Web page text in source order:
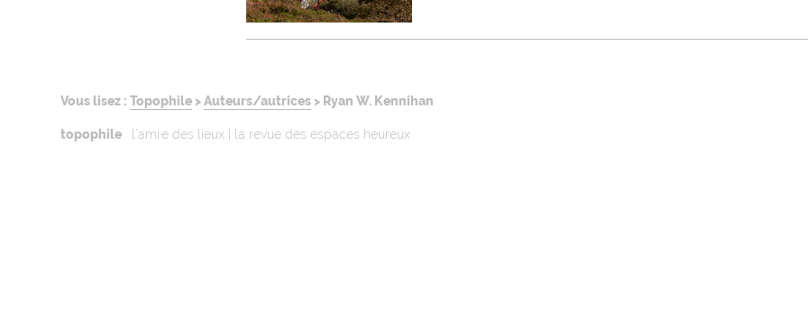
Vous lisez : Topophile >Auteurs/autrices > Ryan W. Kennihan
topophile l’ami·e des lieux | la revue des espaces heureux